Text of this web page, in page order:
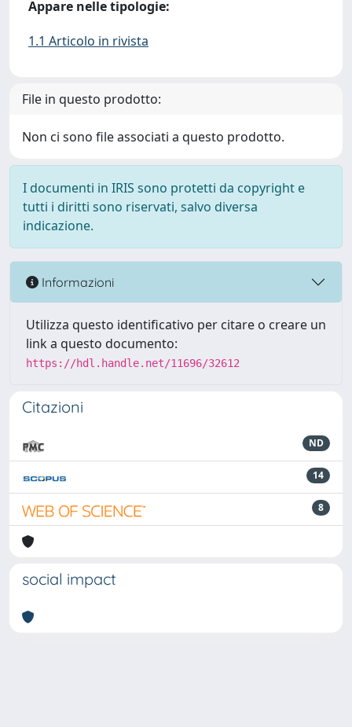
Appare nelle tipologie:
1.1 Articolo in rivista
File in questo prodotto:
Non ci sono file associati a questo prodotto.
I documenti in IRIS sono protetti da copyright e
tutti i diritti sono riservati, salvo diversa
indicazione.
Informazioni
Utilizza questo identificativo per citare o creare un
link a questo documento:
https://hdl.handle.net/11696/32612
Citazioni
ND
14
8
social impact